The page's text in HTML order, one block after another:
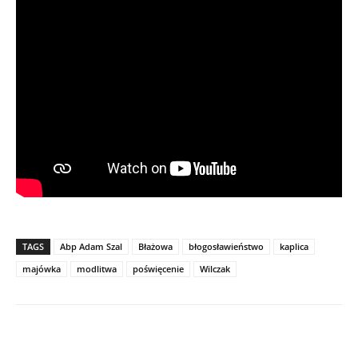
TAGS Abp Adam Szal Błażowa błogosławieństwo
kaplica
majówka
modlitwa poświęcenie Wilczak